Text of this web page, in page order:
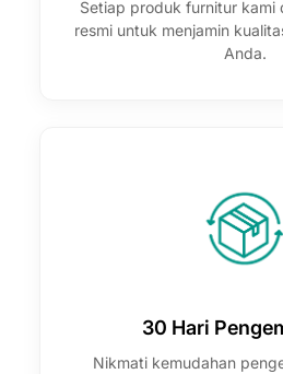
Setiap produk furnitur kami
resmi untuk menjamin
Anda.
30 Hari
Nikmati kemudahan